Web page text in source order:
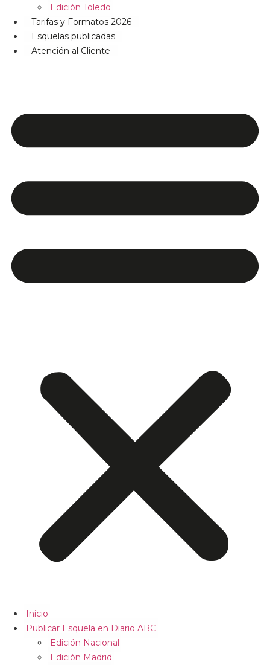
Edición Toledo
Tarifas y Formatos 2026
Esquelas publicadas
Atención al Cliente
Inicio
Publicar Esquela en Diario ABC
Edición Nacional
Edición Madrid